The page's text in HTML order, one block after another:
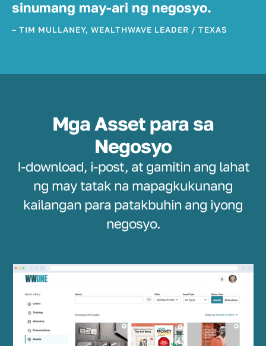
sinumang may-ari ng negosyo.
– TIM MULLANEY, WEALTHWAVE LEADER / TEXAS
Mga Asset para sa
Negosyo
I-download, i-post, at gamitin ang lahat
ng may tatak na mapagkukunang
kailangan para patakbuhin ang iyong
negosyo.